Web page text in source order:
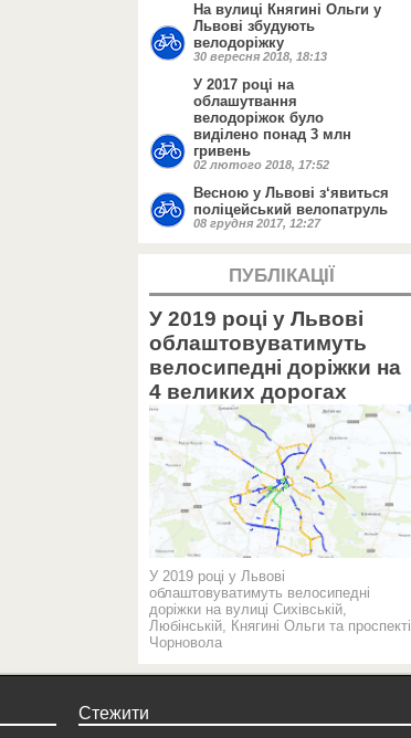
На вулиці Княгині Ольги у
Львові збудують
велодоріжку
30 вересня 2018, 18:13
У 2017 році на
облашутвання
велодоріжок було
виділено понад 3 млн
гривень
02 лютого 2018, 17:52
Весною у Львові з‘явиться
поліцейський велопатруль
08 грудня 2017, 12:27
ПУБЛІКАЦІЇ
У 2019 році у Львові
облаштовуватимуть
велосипедні доріжки на
4 великих дорогах
У 2019 році у Львові
облаштовуватимуть велосипедні
доріжки на вулиці Сихівській,
Любінській, Княгині Ольги та проспекті
Чорновола
Стежити